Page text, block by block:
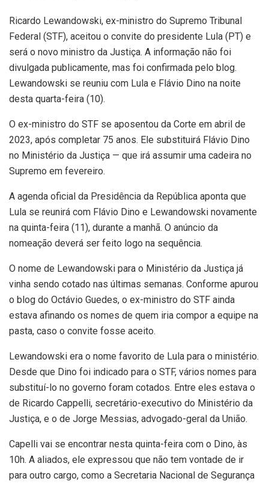
Ricardo Lewandowski, ex-ministro do Supremo Tribunal
Federal (STF), aceitou o convite do presidente Lula (PT) e
será o novo ministro da Justiça. A informação não foi
divulgada publicamente, mas foi confirmada pelo blog.
Lewandowski se reuniu com Lula e Flávio Dino na noite
desta quarta-feira (10).
O ex-ministro do STF se aposentou da Corte em abril de
2023, após completar 75 anos. Ele substituirá Flávio Dino
no Ministério da Justiça — que irá assumir uma cadeira no
Supremo em fevereiro.
A agenda oficial da Presidência da República aponta que
Lula se reunirá com Flávio Dino e Lewandowski novamente
na quinta-feira (11), durante a manhã. O anúncio da
nomeação deverá ser feito logo na sequência.
O nome de Lewandowski para o Ministério da Justiça já
vinha sendo cotado nas últimas semanas. Conforme apurou
o blog do Octávio Guedes, o ex-ministro do STF ainda
estava afinando os nomes de quem iria compor a equipe na
pasta, caso o convite fosse aceito.
Lewandowski era o nome favorito de Lula para o ministério.
Desde que Dino foi indicado para o STF, vários nomes para
substituí-lo no governo foram cotados. Entre eles estava o
de Ricardo Cappelli, secretário-executivo do Ministério da
Justiça, e o de Jorge Messias, advogado-geral da União.
Capelli vai se encontrar nesta quinta-feira com o Dino, às
10h. A aliados, ele expressou que não tem vontade de ir
para outro cargo, como a Secretaria Nacional de Segurança